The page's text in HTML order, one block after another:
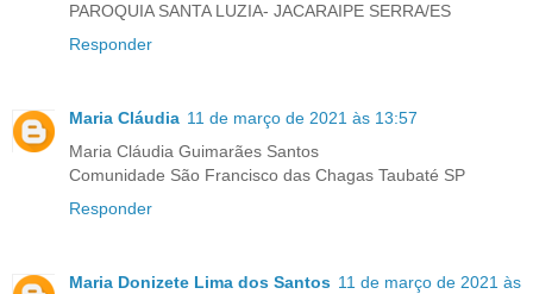
PAROQUIA SANTA LUZIA- JACARAIPE SERRA/ES
Responder
Maria Cláudia 11 de março de 2021 às 13:57
Maria Cláudia Guimarães Santos
Comunidade São Francisco das Chagas Taubaté SP
Responder
Maria Donizete Lima dos Santos 11 de março de 2021 às